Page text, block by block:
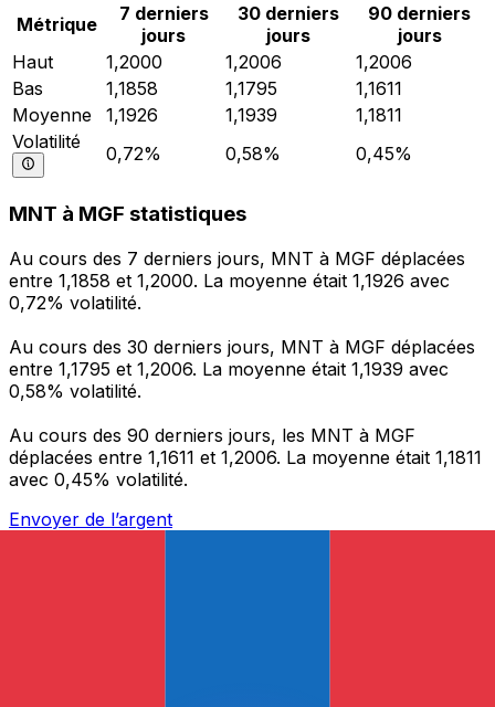
Métrique
7 derniers
jours
30 derniers
jours
90 derniers
jours
Haut
1,2000 1,2006
1,2006
Bas
1,1858 1,1795
1,1611
Moyenne
1,1926 1,1939
1,1811
Volatilité
0,72% 0,58% 0,45%
MNT à MGF statistiques
Au cours des 7 derniers jours, MNT à MGF déplacées
entre 1,1858 et 1,2000. La moyenne était 1,1926 avec
0,72% volatilité.
Au cours des 30 derniers jours, MNT à MGF déplacées
entre 1,1795 et 1,2006. La moyenne était 1,1939 avec
0,58% volatilité.
Au cours des 90 derniers jours, les MNT à MGF
déplacées entre 1,1611 et 1,2006. La moyenne était 1,1811
avec 0,45% volatilité.
Envoyer de l’argent